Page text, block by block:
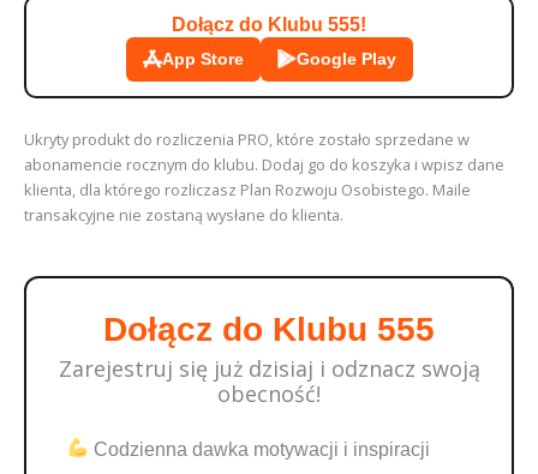
Dołącz do Klubu 555!
App Store Google Play
Ukryty produkt do rozliczenia PRO, które zostało sprzedane w
abonamencie rocznym do klubu. Dodaj go do koszyka i wpisz dane
klienta, dla którego rozliczasz Plan Rozwoju Osobistego. Maile
transakcyjne nie zostaną wysłane do klienta.
Dołącz do Klubu 555
Zarejestruj się już dzisiaj i odznacz swoją
obecność!
Codzienna dawka motywacji i inspiracji